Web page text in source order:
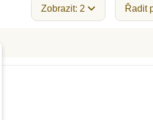
Zobrazit: 2 Řadit